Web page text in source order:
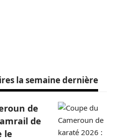
la semaine dernière
de
de
le